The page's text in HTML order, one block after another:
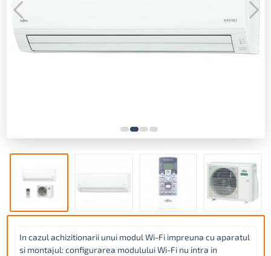
In cazul achizitionarii unui modul Wi-Fi impreuna cu aparatul
si montajul: configurarea modulului Wi-Fi nu intra in